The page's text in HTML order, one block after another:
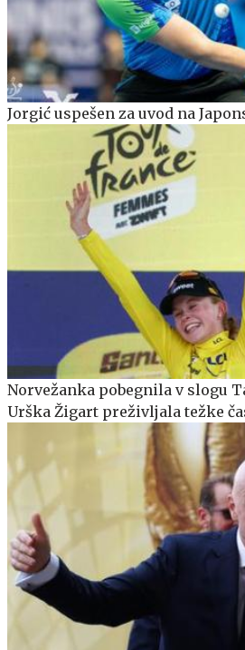
Jorgić uspešen za uvod na
Norvežanka pobegnila v slogu
Urška Žigart preživljala težke